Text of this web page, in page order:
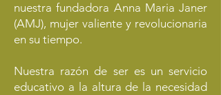
nuestra fundadora Anna Maria Janer
(AMJ), mujer valiente y revolucionaria
en su tiempo.
Nuestra razón de ser es un servicio
educativo a la altura de la necesidad